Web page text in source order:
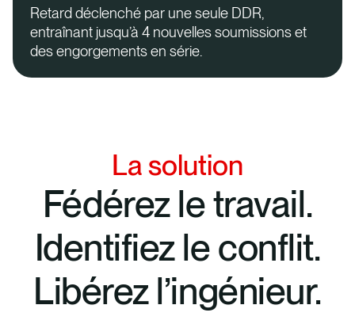
Retard déclenché par une seule DDR,
entraînant jusqu’à 4 nouvelles soumissions et
des engorgements en série.
La solution
Fédérez le travail.
Identifiez le conflit.
Libérez l’ingénieur.